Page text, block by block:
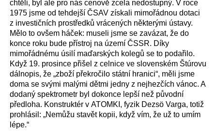
chtěli, byl ale pro nás cenově zcela nedostupný. V roce
1975 jsme od tehdejší ČSAV získali mimořádnou dotaci
z investičních prostředků vrácených některými ústavy.
Mělo to ovšem háček: museli jsme se zavázat, že do
konce roku bude přístroj na území ČSSR. Díky
mimořádnému úsilí maďarských kolegů se to podařilo.
Když 19. prosince přišel z celnice ve slovenském Štúrovu
dálnopis, že „zboží překročilo státní hranici“, měli jsme
doma se svými malými dětmi jedny z nejhezčích vánoc. A
dodaný spektrometr byl dokonce lepší než původní
předloha. Konstruktér v ATOMKI, fyzik Dezsö Varga, totiž
prohlásil: „Nemůžu stavět kopii, když vím, že už to umím
lépe.“